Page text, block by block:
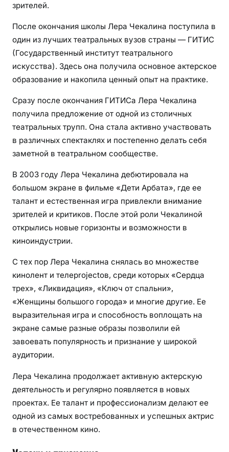
зрителей.
После окончания школы Лера Чекалина поступила в
один из лучших театральных вузов страны — ГИТИС
(Государственный институт театрального
искусства). Здесь она получила основное актерское
образование и накопила ценный опыт на практике.
Сразу после окончания ГИТИСа Лера Чекалина
получила предложение от одной из столичных
театральных трупп. Она стала активно участвовать
в различных спектаклях и постепенно делать себя
заметной в театральном сообществе.
В 2003 году Лера Чекалина дебютировала на
большом экране в фильме «Дети Арбата», где ее
талант и естественная игра привлекли внимание
зрителей и критиков. После этой роли Чекалиной
открылись новые горизонты и возможности в
киноиндустрии.
С тех пор Лера Чекалина снялась во множестве
кинолент и телеprojectов, среди которых «Сердца
трех», «Ликвидация», «Ключ от спальни»,
«Женщины большого города» и многие другие. Ее
выразительная игра и способность воплощать на
экране самые разные образы позволили ей
завоевать популярность и признание у широкой
аудитории.
Лера Чекалина продолжает активную актерскую
деятельность и регулярно появляется в новых
проектах. Ее талант и профессионализм делают ее
одной из самых востребованных и успешных актрис
в отечественном кино.